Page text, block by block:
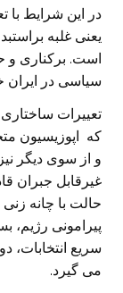
در این شرایط با
یعنی غلبه
است. برکناری و
سیاسی در ایران
تعییرات
که اپوزیسیون
و از سوی دیگر
غیرقابل جبران
حالت با چانه
پیرامونی رژیم،
سریع انتخابات،
می گیرد.